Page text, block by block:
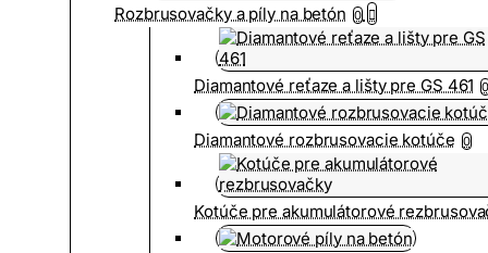
Rozbrusovačky a píly na betón 0
Diamantové reťaze a lišty pre GS 461
Diamantové rozbrusovacie kotúče 0
Kotúče pre akumulátorové